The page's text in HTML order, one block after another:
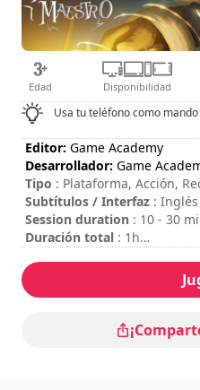
Edad Disponibilidad
Usa tu teléfono como mando
Editor: Game Academy
Desarrollador: Game
Tipo : Plataforma, Acción,
Subtítulos / Interfaz : Inglés
Session duration : 10 - 30
Duración total : 1h
Se puede ver los controles